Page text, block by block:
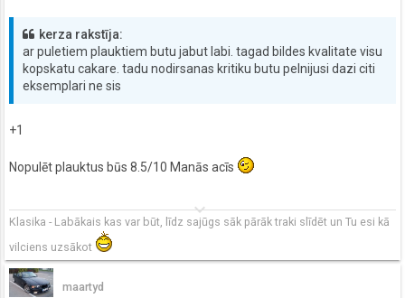
kerza rakstīja:
ar puletiem plauktiem butu jabut labi. tagad bildes kvalitate visu
kopskatu cakare. tadu nodirsanas kritiku butu pelnijusi dazi citi
eksemplari ne sis
+1
Nopulēt plauktus būs 8.5/10 Manās acīs
keyboard_arrow_down
Klasika - Labākais kas var būt, līdz sajūgs sāk pārāk traki slīdēt un Tu esi kā
vilciens uzsākot
maartyd